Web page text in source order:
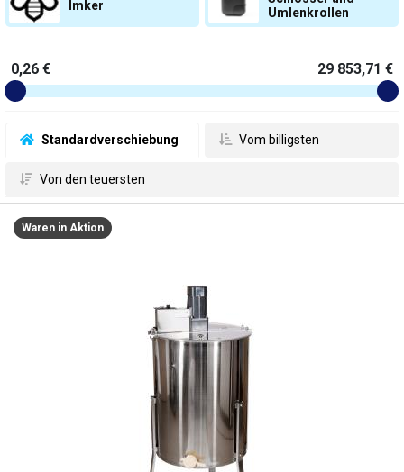
Imker
Umlenkrollen
Standardverschiebung Vom billigsten
Von den teuersten
0,26 € 29 853,71 €
Waren in Aktion